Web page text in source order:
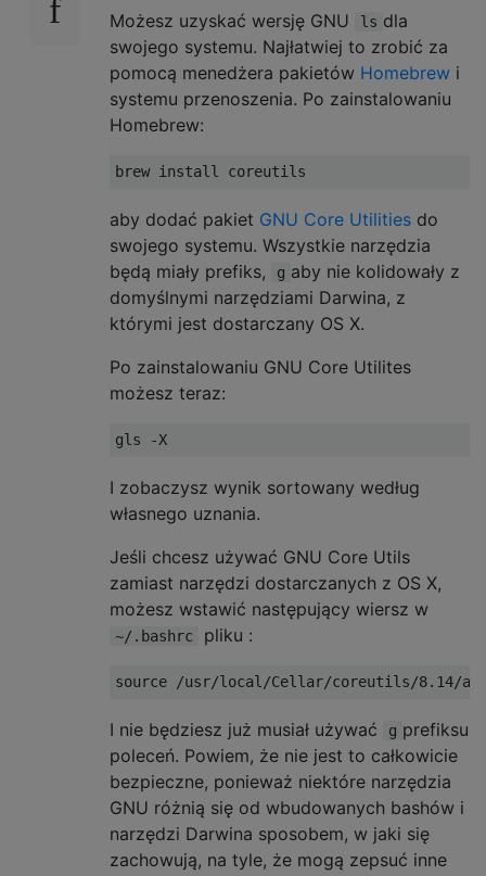
Możesz uzyskać wersję GNU
ls dla
swojego systemu. Najłatwiej to zrobić za
pomocą menedżera pakietów Homebrew i
systemu przenoszenia. Po zainstalowaniu
Homebrew:
brew install coreutils
aby dodać pakiet GNU Core Utilities do
swojego systemu. Wszystkie narzędzia
będą miały prefiks,
g aby nie kolidowały z
domyślnymi narzędziami Darwina, z
którymi jest dostarczany OS X.
Po zainstalowaniu GNU Core Utilites
możesz teraz:
gls -X
I zobaczysz wynik sortowany według
własnego uznania.
Jeśli chcesz używać GNU Core Utils
zamiast narzędzi dostarczanych z OS X,
możesz wstawić następujący wiersz w
~/.bashrc pliku :
source /usr/local /Cellar/coreutils/8.14/
I nie będziesz już musiał używać g prefiksu
poleceń. Powiem, że nie jest to całkowicie
bezpieczne, ponieważ niektóre narzędzia
GNU różnią się od wbudowanych bashów i
narzędzi Darwina sposobem, w jaki się
zachowują, na tyle, że mogą zepsuć inne